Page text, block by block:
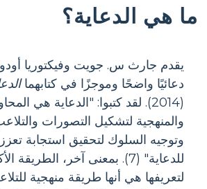
ما هي الدعاية؟
يقدم جارث س. جويت وفيكتوريا
دعائيًا واضحًا وموجزًا ​​في كتابهما
(2014). لقد كتبوا: "الدعاية هي
والمنهجية لتشكيل التصورات
وتوجيه السلوك لتحقيق استجابة تعزز
للدعاية" (7). بمعنى آخر،
لتعريفها هي أنها طريقة منهجية